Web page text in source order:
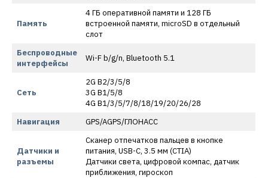
Память
4 ГБ оперативной памяти и 128 ГБ
встроенной памяти, microSD в отдельный
слот
Беспроводные
интерфейсы
Wi-F b/g/n, Bluetooth 5.1
Сеть
2G B2/3/5/8
3G B1/5/8
4G B1/3/5/7/8/18/19/20/26/28
Навигация
GPS/AGPS/ГЛОНАСС
Датчики и
разъемы
Сканер отпечатков пальцев в кнопке
питания, USB-C, 3.5 мм (CTIA)
Датчики света, цифровой компас, датчик
приближения, гироскоп